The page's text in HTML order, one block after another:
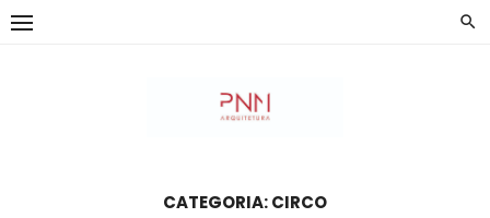
Skip
CATEGORIA:CIRCO